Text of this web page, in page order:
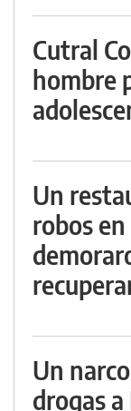
Cutral
hombre
Un
robos
Un
drogas